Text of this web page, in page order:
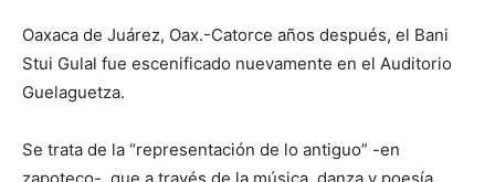
Oaxaca de Juárez, Oax.-Catorce años después, el Bani
Stui Gulal fue escenificado nuevamente en el Auditorio
Guelaguetza.
Se trata de la “representación de lo antiguo” -en